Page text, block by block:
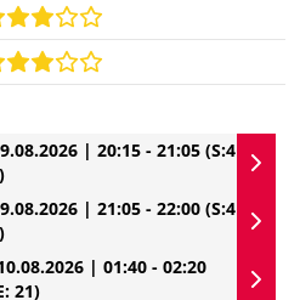
| 20:15 - 21:05 (S:4
| 21:05 - 22:00 (S:4
| 01:40 - 02:20
21)